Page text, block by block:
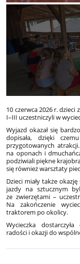
10 czerwca 2026 r. dzieci
I–III uczestniczyli w
Wyjazd okazał się
dopisała, dzięki
przygotowanych
na oponach i
podziwiali piękne
się również warsztaty
Dzieci miały także
jazdy na sztucznym
ze zwierzętami –
Na zakończenie
traktorem po okolicy.
Wycieczka
radości i okazji do